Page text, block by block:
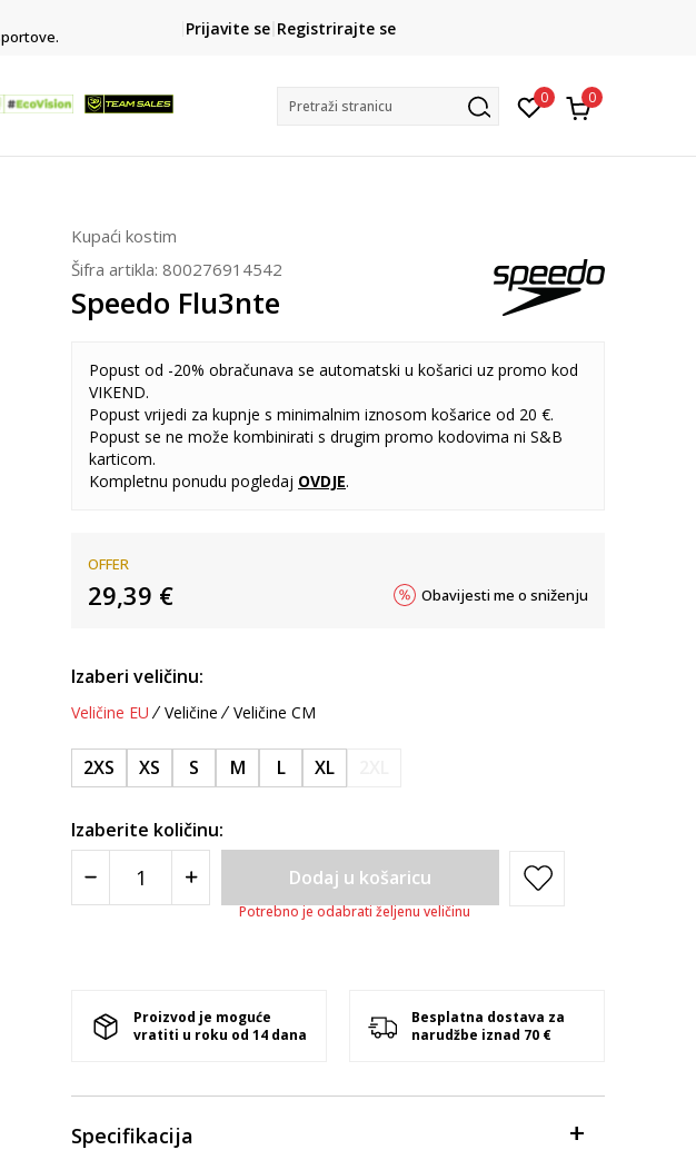
CLICK& COLLECT
besplatno preuzimanje u trgovini
Prijavite se Registrirajte se
Pretraži stranicu 0 0
Kupaći kostim
Šifra artikla: 800276914542
Speedo Flu3nte
Popust od -20% obračunava se automatski u košarici uz promo kod
VIKEND.
Popust vrijedi za kupnje s minimalnim iznosom košarice od 20 €.
Popust se ne može kombinirati s drugim promo kodovima ni S&B
karticom.
Kompletnu ponudu pogledaj OVDJE.
OFFER
29,39 € Obavijesti me o sniženju
Izaberi veličinu:
Veličine EU Veličine Veličine CM
2XS XS S M L XL
Izaberite količinu:
Dodaj u košaricu
Potrebno je odabrati željenu veličinu
Proizvod je moguće
vratiti u roku od 14 dana
Besplatna dostava za
narudžbe iznad 70 €
Specifikacija